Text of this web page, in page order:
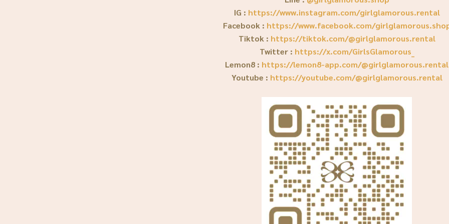
IG : https://www.instagram.com/girlglamorous.rental
Facebook : https://www.facebook.com/
Tiktok : https://tiktok.com/@girlglamorous.rental
Twitter : https://x.com/GirlsGlamorous_
Lemon8 : https://lemon8-app.com/@girlglamorous.rental
Youtube : https://youtube.com/@girlglamorous.rental